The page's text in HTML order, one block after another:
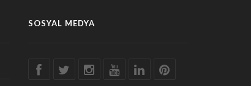
SOSYAL MEDYA